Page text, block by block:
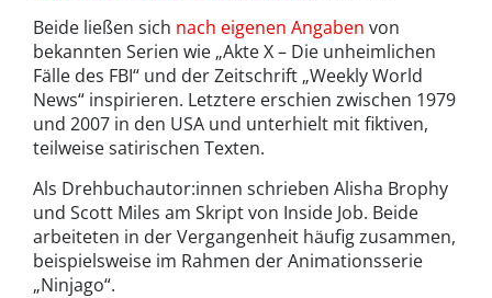
Beide ließen sich nach eigenen Angaben von
bekannten Serien wie „Akte X – Die unheimlichen
Fälle des FBI“ und der Zeitschrift „Weekly World
News“ inspirieren. Letztere erschien zwischen 1979
und 2007 in den USA und unterhielt mit fiktiven,
teilweise satirischen Texten.
Als Drehbuchautor:innen schrieben Alisha Brophy
und Scott Miles am Skript von Inside Job. Beide
arbeiteten in der Vergangenheit häufig zusammen,
beispielsweise im Rahmen der Animationsserie
„Ninjago“.